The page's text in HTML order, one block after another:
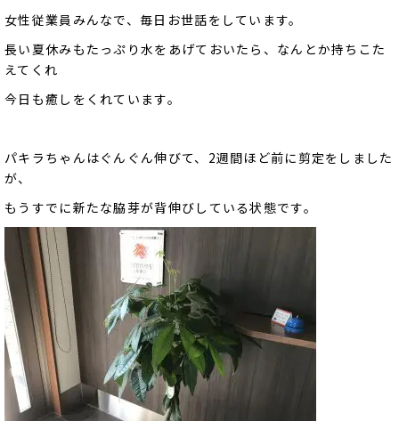
女性従業員みんなで、毎日お世話をしています。
長い夏休みもたっぷり水をあげておいたら、なんとか持ちこた
えてくれ
今日も癒しをくれています。
パキラちゃんはぐんぐん伸びて、2週間ほど前に剪定をしました
が、
もうすでに新たな脇芽が背伸びしている状態です。